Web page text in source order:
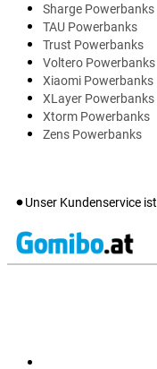
Sharge Powerbanks
TAU Powerbanks
Trust Powerbanks
Voltero Powerbanks
Xiaomi Powerbanks
XLayer Powerbanks
Xtorm Powerbanks
Zens Powerbanks
Unser Kundenservice ist